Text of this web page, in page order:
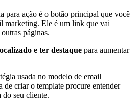
para ação é o botão principal que você
marketing. Ele é um link que vai
páginas.
e ter destaque para aumentar
usada no modelo de email
de criar o template procure entender
seu cliente.